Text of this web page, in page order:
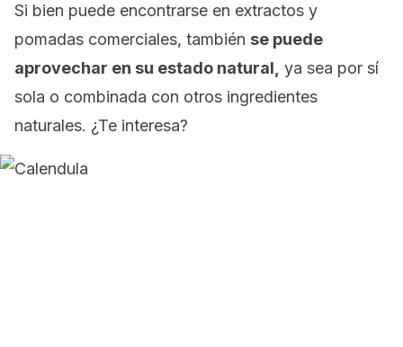
Si bien puede encontrarse en extractos y
pomadas comerciales, también se puede
aprovechar en su estado natural, ya sea por sí
sola o combinada con otros ingredientes
naturales. ¿Te interesa?